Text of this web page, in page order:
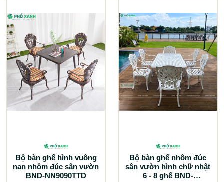
Bộ bàn ghế hình vuông
nan nhôm đúc sân vườn
BND-NN9090TTD
Bộ bàn ghế nhôm đúc
sân vườn hình chữ nhật
6 - 8 ghế BND-